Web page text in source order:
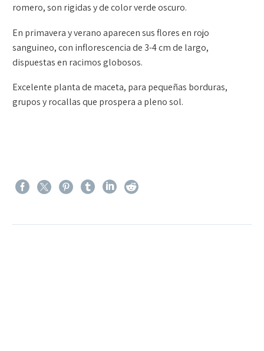
romero, son rigidas y de color verde oscuro.
En primavera y verano aparecen sus flores en rojo
sanguineo, con inflorescencia de 3-4 cm de largo,
dispuestas en racimos globosos.
Excelente planta de maceta, para pequeñas borduras,
grupos y rocallas que prospera a pleno sol.